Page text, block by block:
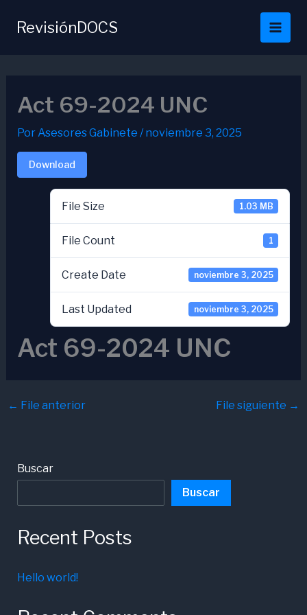
RevisiónDOCS
Act 69-2024 UNC
PorAsesores Gabinete /noviembre 3, 2025
Download
File Size 1.03 MB
File Count 1
Create Date noviembre 3, 2025
Last Updated noviembre 3, 2025
Act 69-2024 UNC
← File anterior File siguiente →
Buscar
Buscar
Recent Posts
Hello world!